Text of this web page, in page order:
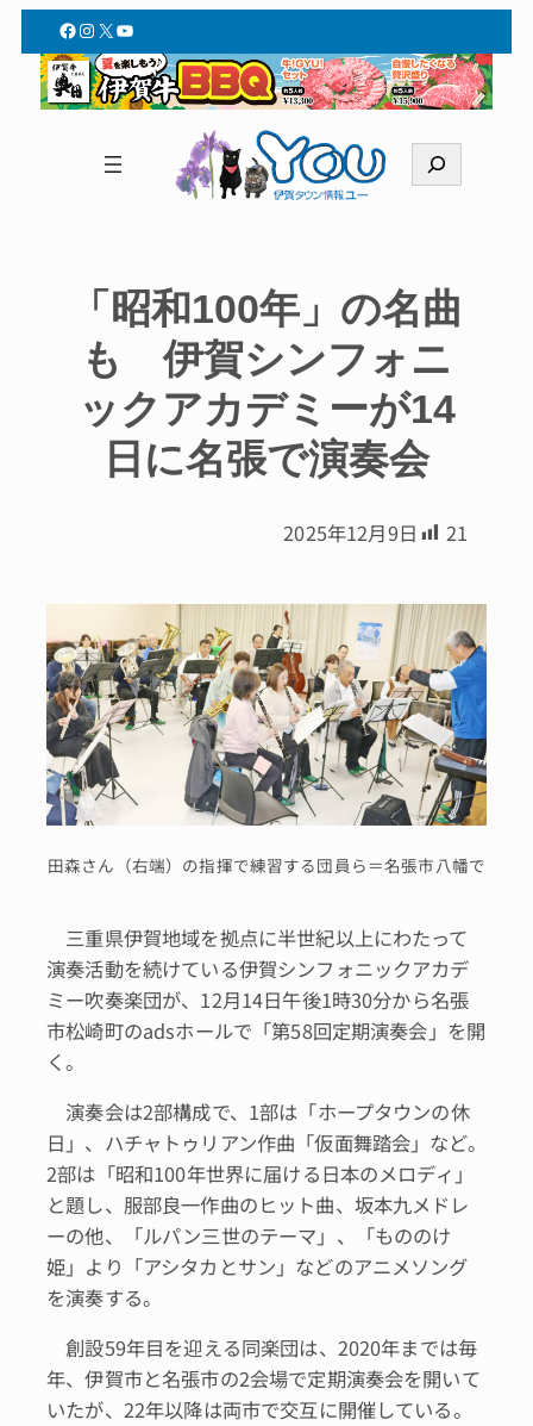
Facebook
Instagram
X YouTube
索
「昭和100年」の名曲
も 伊賀シンフォニ
ックアカデミーが14
日に名張で演奏会
2025年12月9日 21
田森さん（右端）の指揮で練習する団員ら＝名張市八幡で
三重県伊賀地域を拠点に半世紀以上にわたって
演奏活動を続けている伊賀シンフォニックアカデ
ミー吹奏楽団が、12月14日午後1時30分から名張
市松崎町のadsホールで「第58回定期演奏会」を開
く。
演奏会は2部構成で、1部は「ホープタウンの休
日」、ハチャトゥリアン作曲「仮面舞踏会」など。
2部は「昭和100年世界に届ける日本のメロディ」
と題し、服部良一作曲のヒット曲、坂本九メドレ
ーの他、「ルパン三世のテーマ」、「もののけ
姫」より「アシタカとサン」などのアニメソング
を演奏する。
創設59年目を迎える同楽団は、2020年までは毎
年、伊賀市と名張市の2会場で定期演奏会を開いて
いたが、22年以降は両市で交互に開催している。